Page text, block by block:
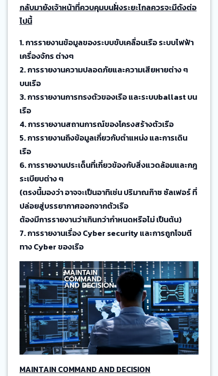
กลับมายังเจ้าหน้าที่ควบคุมบนฝั่งระยะไกลควรจะมีดังต่อ
ไปนี้
1. การรายงานข้อมูลของระบบขับเคลื่อนเรือ ระบบไฟฟ้า
เครื่องจักร ต่างๆ
2. การรายงานความปลอดภัยและความเสียหายต่าง ๆ
บนเรือ
3. การรายงานการทรงตัวของเรือ และระบบballast บน
เรือ
4. การรายงานสถานการณ์ของโครงสร้างตัวเรือ
5. การรายงานถึงข้อมูลเกี่ยวกับตำแหน่ง และการเดิน
เรือ
6. การรายงานประเด็นที่เกี่ยวข้องกับสิ่งแวดล้อมและกฎ
ระเบียบต่าง ๆ
(ตรงนี้มองว่า อาจจะเป็นอาทิเช่น ปริมาณก๊าซ ซัลเฟอร์ ที่
ปล่อยสู่บรรยากาศออกจากตัวเรือ
ต้องมีการรายงานว่าเกินกว่ากำหนดหรือไม่ เป็นต้น)
7. การรายงานเรื่อง Cyber security และการถูกโจมตี
ทาง Cyber ของเรือ
MAINTAIN COMMAND AND DECISION